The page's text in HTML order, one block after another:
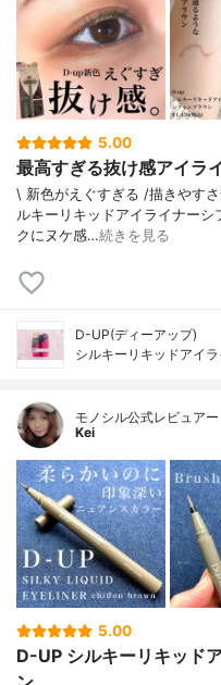
5.00
最高すぎる抜け感アイラ
\ 新色がえぐすぎる /⁡描きやす
ルキーリキッドアイライナー
クにヌケ感…続きを見る
D-UP(ディーアップ)
シルキーリキッドアイ
モノシル公式レビュアー
Kei
5.00
D-UP シルキーリキッド